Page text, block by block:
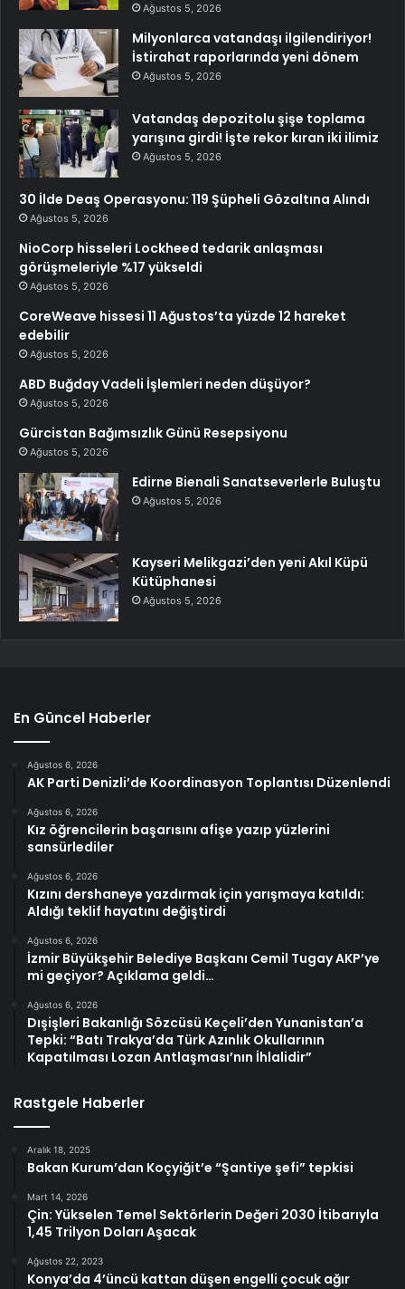
Ağustos 5, 2026
Milyonlarca vatandaşı ilgilendiriyor!
İstirahat raporlarında yeni dönem
Ağustos 5, 2026
Vatandaş depozitolu şişe toplama
yarışına girdi! İşte rekor kıran iki ilimiz
Ağustos 5, 2026
30 İlde Deaş Operasyonu: 119 Şüpheli Gözaltına Alındı
Ağustos 5, 2026
NioCorp hisseleri Lockheed tedarik anlaşması
görüşmeleriyle %17 yükseldi
Ağustos 5, 2026
CoreWeave hissesi 11 Ağustos’ta yüzde 12 hareket
edebilir
Ağustos 5, 2026
ABD Buğday Vadeli İşlemleri neden düşüyor?
Ağustos 5, 2026
Gürcistan Bağımsızlık Günü Resepsiyonu
Ağustos 5, 2026
Edirne Bienali Sanatseverlerle Buluştu
Ağustos 5, 2026
Kayseri Melikgazi’den yeni Akıl Küpü
Kütüphanesi
Ağustos 5, 2026
En Güncel Haberler
Ağustos 6, 2026
AK Parti Denizli’de Koordinasyon Toplantısı Düzenlendi
Ağustos 6, 2026
Kız öğrencilerin başarısını afişe yazıp yüzlerini
sansürlediler
Ağustos 6, 2026
Kızını dershaneye yazdırmak için yarışmaya katıldı:
Aldığı teklif hayatını değiştirdi
Ağustos 6, 2026
İzmir Büyükşehir Belediye Başkanı Cemil Tugay AKP’ye
mi geçiyor? Açıklama geldi…
Ağustos 6, 2026
Dışişleri Bakanlığı Sözcüsü Keçeli’den Yunanistan’a
Tepki: “Batı Trakya’da Türk Azınlık Okullarının
Kapatılması Lozan Antlaşması’nın İhlalidir”
Rastgele Haberler
Aralık 18, 2025
Bakan Kurum’dan Koçyiğit’e “Şantiye şefi” tepkisi
Mart 14, 2026
Çin: Yükselen Temel Sektörlerin Değeri 2030 İtibarıyla
1,45 Trilyon Doları Aşacak
Ağustos 22, 2023
Konya’da 4’üncü kattan düşen engelli çocuk ağır